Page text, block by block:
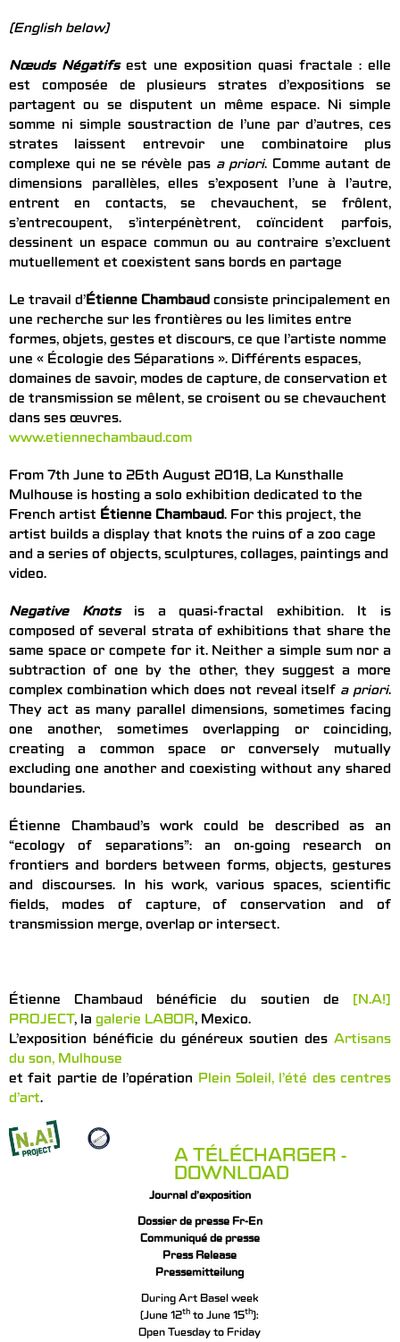
(English below)
Nœuds Négatifsest une exposition quasi fractale : elle
est composée de plusieurs strates d’expositions se
partagent ou se disputent un même espace. Ni simple
somme ni simple soustraction de l’une par d’autres, ces
strates laissent entrevoir une combinatoire plus
complexe qui ne se révèle pas a priori. Comme autant de
dimensions parallèles, elles s’exposent l’une à l’autre,
entrent en contacts, se chevauchent, se frôlent,
s’entrecoupent, s’interpénètrent, coïncident parfois,
dessinent un espace commun ou au contraire s’excluent
mutuellement et coexistent sans bords en partage
Le travail d’Étienne Chambaud consiste principalement en
une recherche sur les frontières ou les limites entre
formes, objets, gestes et discours, ce que l’artiste nomme
une « Écologie des Séparations ». Différents espaces,
domaines de savoir, modes de capture, de conservation et
de transmission se mêlent, se croisent ou se chevauchent
dans ses œuvres.
www.etiennechambaud.com
From 7th June to 26th August 2018, La Kunsthalle
Mulhouse is hosting a solo exhibition dedicated to the
French artist Étienne Chambaud. For this project, the
artist builds a display that knots the ruins of a zoo cage
and a series of objects, sculptures, collages, paintings and
video.
Negative Knotsis a quasi-fractal exhibition. It is
composed of several strata of exhibitions that share the
same space or compete for it. Neither a simple sum nor a
subtraction of one by the other, they suggest a more
complex combination which does not reveal itself a priori.
They act as many parallel dimensions, sometimes facing
one another, sometimes overlapping or coinciding,
creating a common space or conversely mutually
excluding one another and coexisting without any shared
boundaries.
Étienne Chambaud’s work could be described as an
“ecology of separations”: an on-going research on
frontiers and borders between forms, objects, gestures
and discourses. In his work, various spaces, scientific
fields, modes of capture, of conservation and of
transmission merge, overlap or intersect.
Étienne Chambaud bénéficie du soutien de
[N.A!]
PROJECT, la galerie LABOR, Mexico.
L’exposition bénéficie du généreux soutien des Artisans
du son, Mulhouse
et fait partie de l’opération Plein Soleil, l’été des centres
d’art.
A TÉLÉCHARGER -
DOWNLOAD
Journal d’exposition
Dossier de presse Fr-En
Communiqué de presse
Press Release
Pressemitteilung
During Art Basel week
(June 12th to June 15th):
Open Tuesday to Friday